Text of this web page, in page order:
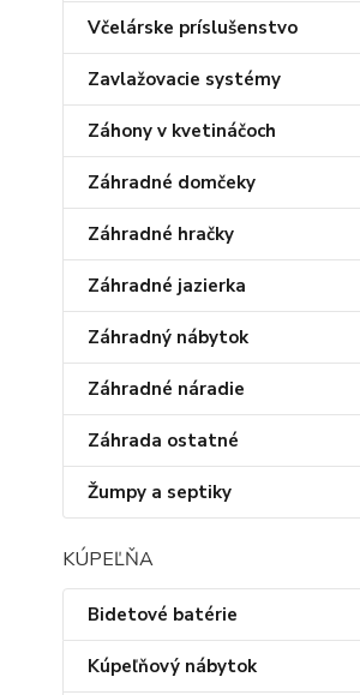
Včelárske príslušenstvo
Zavlažovacie systémy
Záhony v kvetináčoch
Záhradné domčeky
Záhradné hračky
Záhradné jazierka
Záhradný nábytok
Záhradné náradie
Záhrada ostatné
Žumpy a septiky
KÚPEĽŇA
Bidetové batérie
Kúpeľňový nábytok